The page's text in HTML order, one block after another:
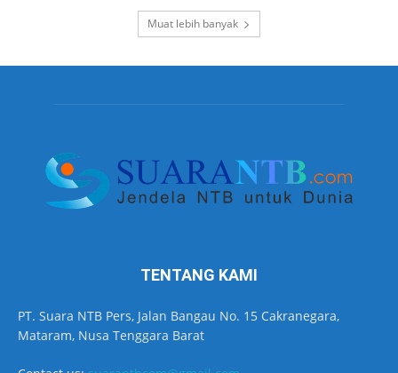
Muat lebih banyak
TENTANG KAMI
PT. Suara NTB Pers, Jalan Bangau No. 15 Cakranegara,
Mataram, Nusa Tenggara Barat